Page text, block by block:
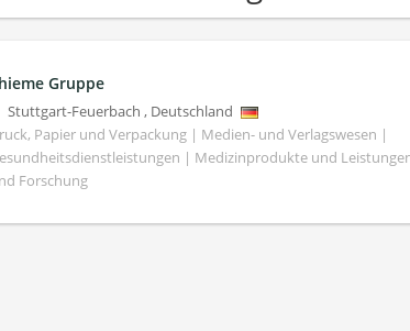
Gruppe
Stuttgart-Feuerbach , Deutschland
Papier und Verpackung | Medien- und Verlagswesen |
| Medizinprodukte und
Forschung